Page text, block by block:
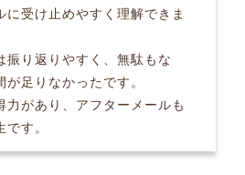
に受け止めやすく理解できま
振り返りやすく、無駄もな
足りなかったです。
力があり、アフターメールも
す。